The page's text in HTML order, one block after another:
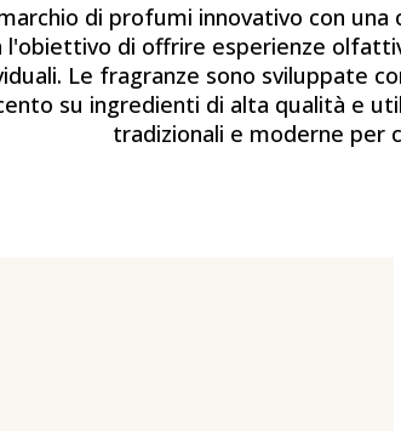
di profumi innovativo con
di offrire esperienze
Le fragranze sono sviluppate
su ingredienti di alta qualità e
tradizionali e moderne per